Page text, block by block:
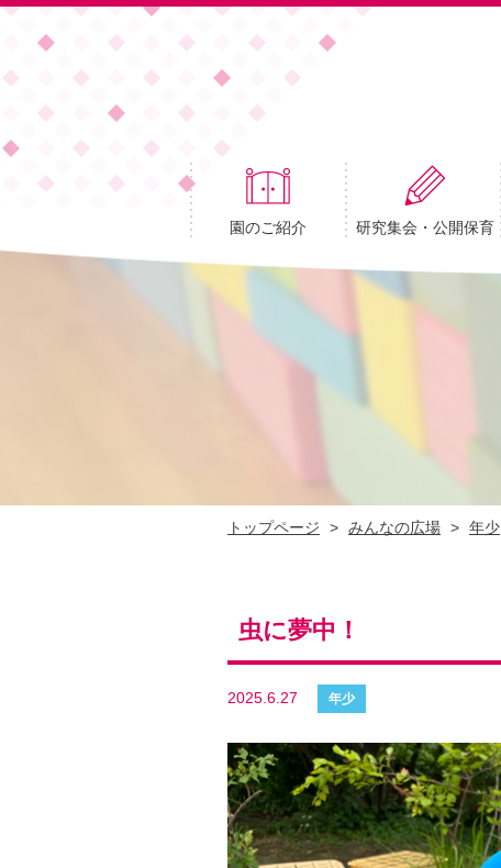
園のご紹介 研究集会・公開保育
トップページ > みんなの広場 > 年少
虫に夢中！
2025.6.27